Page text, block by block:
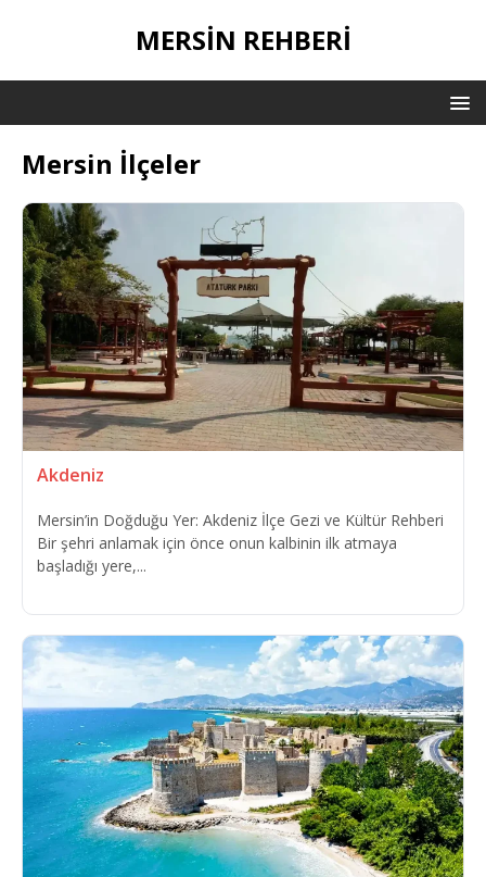
MERSIN REHBERI
Mersin İlçeler
Akdeniz
Mersin’in Doğduğu Yer: Akdeniz İlçe Gezi ve Kültür Rehberi
Bir şehri anlamak için önce onun kalbinin ilk atmaya
başladığı yere,...